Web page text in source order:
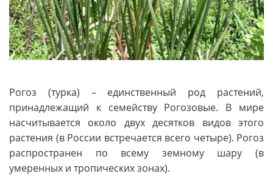
Рогоз (турка) – единственный род растений,
принадлежащий к семейству Рогозовые. В мире
насчитывается около двух десятков видов этого
растения (в России встречается всего четыре). Рогоз
распространен по всему земному шару (в
умеренных и тропических зонах).